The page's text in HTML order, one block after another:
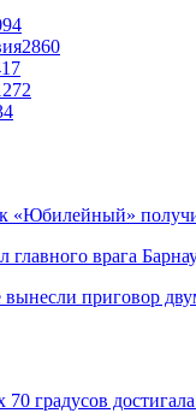
2860
«Юбилейный»
главного врага
приговор
градусов